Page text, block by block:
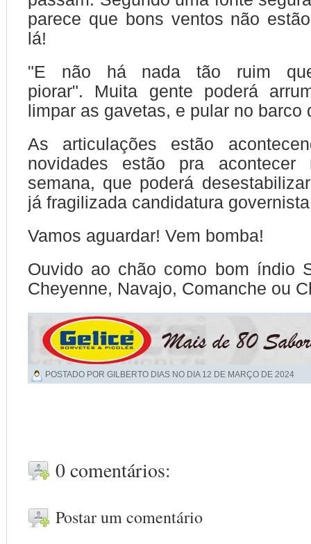
parece que bons ventos não
lá!
"E não há nada tão ruim
piorar". Muita gente poderá
limpar as gavetas, e pular no barco
As articulações estão
novidades estão pra acontecer
semana, que poderá
já fragilizada candidatura
Vamos aguardar! Vem bomba!
Ouvido ao chão como bom índio
Cheyenne, Navajo, Comanche ou
POSTADO POR GILBERTO DIAS NO DIA 12 DE MARÇO DE 2024
0 comentários:
Postar um comentário